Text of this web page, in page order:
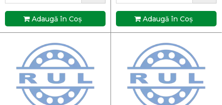
Adaugă în Coş Adaugă în Coş